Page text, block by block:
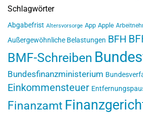
Schlagwörter
Abgabefrist Altersvorsorge App Apple
Außergewöhnliche Belastungen BFH
BMF-Schreiben
Bundesfinanzministerium
Einkommensteuer
Finanzamt